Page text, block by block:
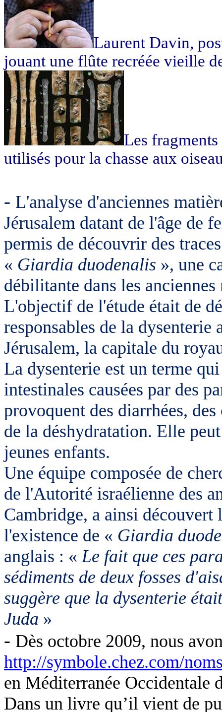
Laurent Davin,
jouant une flûte recréée vieille
Les
utilisés pour la chasse aux
- L'analyse d'anciennes
Jérusalem datant de l'âge de
permis de découvrir des
« Giardia duodenalis », une
débilitante dans les
L'objectif de l'étude était de
responsables de la dysenterie
Jérusalem, la capitale du
La dysenterie est un terme
intestinales causées par des
provoquent des diarrhées,
de la déshydratation. Elle
jeunes enfants.
Une équipe composée de
de l'Autorité israélienne des
Cambridge, a ainsi découvert
l'existence de « Giardia
anglais : « Le fait que ces
sédiments de deux fosses
suggère que la dysenterie
Juda »
- Dès octobre 2009, nous
http://symbole.chez.com/
en Méditerranée Occidentale
Dans un livre qu’il vient de